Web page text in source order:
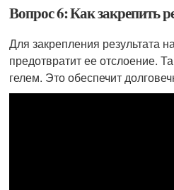
Вопрос 6: Как закрепить
Для закрепления результата
предотвратит ее отслоение.
гелем. Это обеспечит